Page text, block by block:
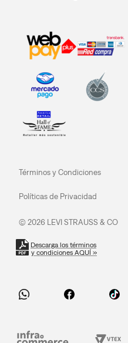
Términos y Condiciones
Políticas de Privacidad
© 2026 LEVI STRAUSS & CO
Descarga los términos
y condiciones AQUÍ »